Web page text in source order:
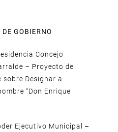
GOBIERNO
Concejo
– Proyecto de
sobre Designar a
“Don Enrique
Ejecutivo Municipal –